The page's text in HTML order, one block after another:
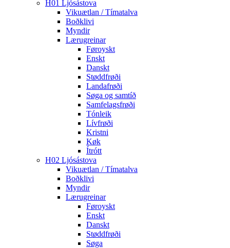
H01 Ljósástova
Vikuætlan / Tímatalva
Boðklivi
Myndir
Lærugreinar
Føroyskt
Enskt
Danskt
Støddfrøði
Landafrøði
Søga og samtíð
Samfelagsfrøði
Tónleik
Lívfrøði
Kristni
Køk
Ítrótt
H02 Ljósástova
Vikuætlan / Tímatalva
Boðklivi
Myndir
Lærugreinar
Føroyskt
Enskt
Danskt
Støddfrøði
Søga